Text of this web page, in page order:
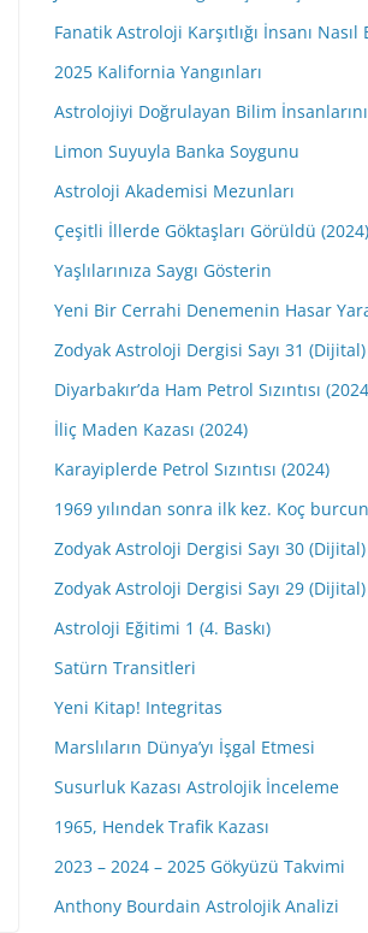
Fanatik Astroloji Karşıtlığı İnsanı
2025 Kalifornia Yangınları
Astrolojiyi Doğrulayan Bilim
Limon Suyuyla Banka Soygunu
Astroloji Akademisi Mezunları
Çeşitli İllerde Göktaşları Görüldü (2024)
Yaşlılarınıza Saygı Gösterin
Yeni Bir Cerrahi Denemenin Hasar
Zodyak Astroloji Dergisi Sayı 31 (Dijital)
Diyarbakır’da Ham Petrol Sızıntısı
İliç Maden Kazası (2024)
Karayiplerde Petrol Sızıntısı (2024)
1969 yılından sonra ilk kez. Koç
Zodyak Astroloji Dergisi Sayı 30 (Dijital)
Zodyak Astroloji Dergisi Sayı 29 (Dijital)
Astroloji Eğitimi 1 (4. Baskı)
Satürn Transitleri
Yeni Kitap! Integritas
Marslıların Dünya’yı İşgal Etmesi
Susurluk Kazası Astrolojik İnceleme
1965, Hendek Trafik Kazası
2023 – 2024 – 2025 Gökyüzü Takvimi
Anthony Bourdain Astrolojik Analizi